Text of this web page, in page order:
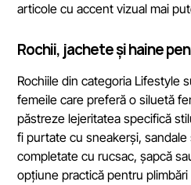
articole cu accent vizual mai
Rochii, jachete și haine
Rochiile din categoria Lifestyle
femeile care preferă o siluetă
păstreze lejeritatea specifică
fi purtate cu sneakerși, sandale
completate cu rucsac, șapcă
opțiune practică pentru